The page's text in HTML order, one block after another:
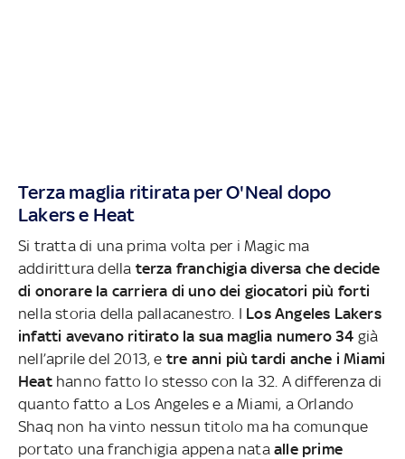
Terza maglia ritirata per O'Neal dopo
Lakers e Heat
Si tratta di una prima volta per i Magic ma
addirittura della terza franchigia diversa che decide
di onorare la carriera di uno dei giocatori più forti
nella storia della pallacanestro. I Los Angeles Lakers
infatti avevano ritirato la sua maglia numero 34 già
nell’aprile del 2013, e tre anni più tardi anche i Miami
Heathanno fatto lo stesso con la 32. A differenza di
quanto fatto a Los Angeles e a Miami, a Orlando
Shaq non ha vinto nessun titolo ma ha comunque
portato una franchigia appena nata alle prime